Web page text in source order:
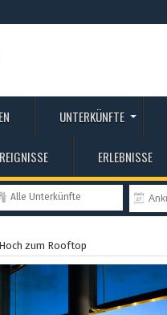
UNTERKÜNFTE
ERLEBNISSE
Alle Unterkünfte
Hoch zum Rooftop